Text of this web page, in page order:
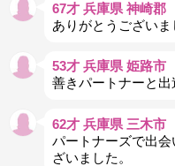
67才 兵庫県 神崎郡
ありがとうござい
53才 兵庫県 姫路市
善きパートナーと出
62才 兵庫県 三木市
パートナーズで出
ざいました。